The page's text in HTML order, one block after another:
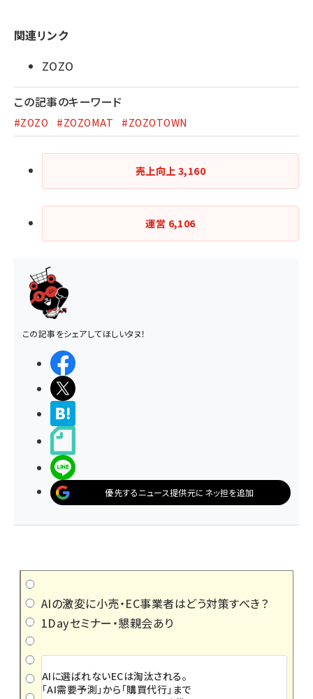
関連リンク
ZOZO
この記事のキーワード
#ZOZO #ZOZOMAT #ZOZOTOWN
売上向上 3,160
運営 6,106
この記事をシェアしてほしいタヌ！
優先するニュース提供元にネッ担を追加
AIの激変に小売・EC事業者はどう対策すべき？
1Dayセミナー・懇親会あり
AIに選ばれないECは淘汰される。
「AI需要予測」から「購買代行」まで